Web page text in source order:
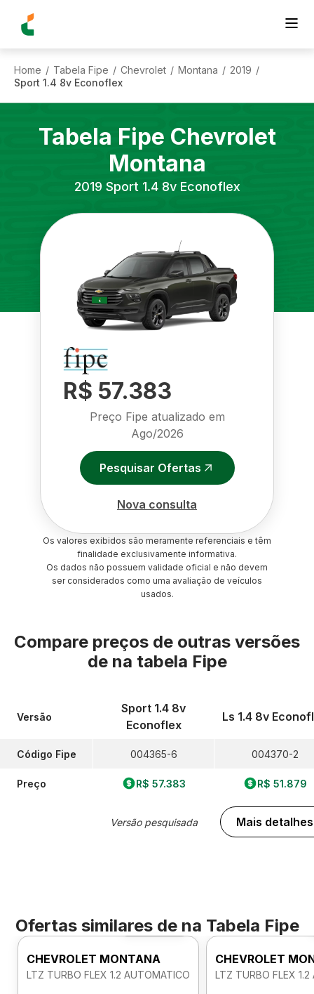
Home / Tabela Fipe / Chevrolet / Montana / 2019 /
Sport 1.4 8v Econoflex
Tabela Fipe Chevrolet
Montana
2019 Sport 1.4 8v Econoflex
R$ 57.383
Preço Fipe atualizado em
Ago/2026
Pesquisar Ofertas
Nova consulta
Os valores exibidos são meramente referenciais e têm
finalidade exclusivamente informativa.
Os dados não possuem validade oficial e não devem
ser considerados como uma avaliação de veículos
usados.
Compare preços de outras versões
de na tabela Fipe
Versão
Código Fipe
Preço
Sport 1.4 8v
Econoflex
004365-6
R$ 57.383
Versão pesquisada
Ls 1.4 8v
004370-2
R$ 51.879
Mais detalhes
Ofertas similares de na Tabela Fipe
Foto 360º
CHEVROLET MONTANA
LTZ TURBO FLEX 1.2 AUTOMATICO
CHEVROLET
LTZ TURBO FLEX